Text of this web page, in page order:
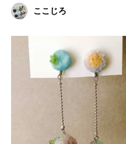
めての投稿
ここじろ